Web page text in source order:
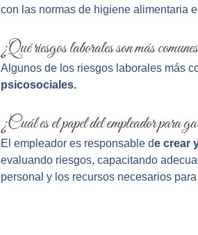
con las normas de higiene alimentaria
¿Qué riesgos laborales son más
Algunos de los riesgos laborales más
psicosociales.
¿Cuál es el papel del empleador para
El empleador es responsable de crear
evaluando riesgos, capacitando
personal y los recursos necesarios